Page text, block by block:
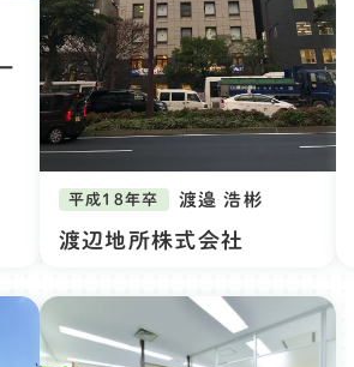
平成18年卒 渡邉 浩彬
渡辺地所株式会社